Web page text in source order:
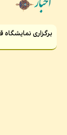
برگزاری نمایشگاه